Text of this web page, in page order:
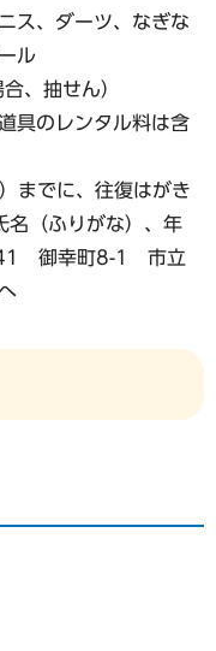
ス、ダーツ、なぎな
ル
、抽せん）
具のレンタル料は含
までに、往復はがき
名（ふりがな）、年
御幸町8-1 市立